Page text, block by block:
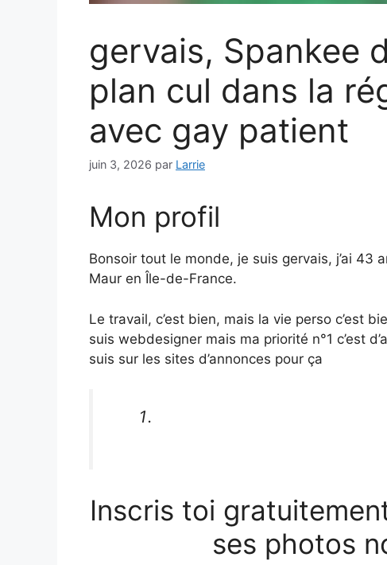
gervais, Spankee
plan cul dans la
avec gay patient
juin 3, 2026 par Larrie
Mon profil
Bonsoir tout le monde, je suis gervais, j’ai 43
Maur en Île-de-France.
Le travail, c’est bien, mais la vie perso c’est
suis webdesigner mais ma priorité n°1 c’est
suis sur les sites d’annonces pour ça
Inscris toi
ses photos